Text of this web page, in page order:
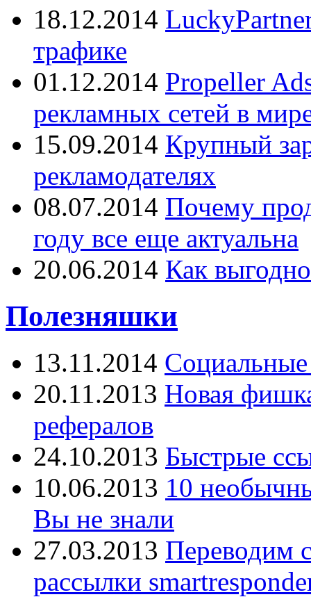
18.12.2014
трафике
01.12.2014 Propeller
рекламных сетей в
15.09.2014 Крупный
рекламодателях
08.07.2014 Почему
году все еще актуальна
20.06.2014 Как
Полезняшки
13.11.2014 Социальные
20.11.2013 Новая
рефералов
24.10.2013 Быстрые
10.06.2013 10
Вы не знали
27.03.2013 Переводим
рассылки